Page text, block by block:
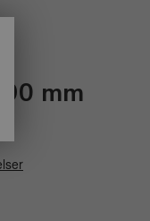
mm